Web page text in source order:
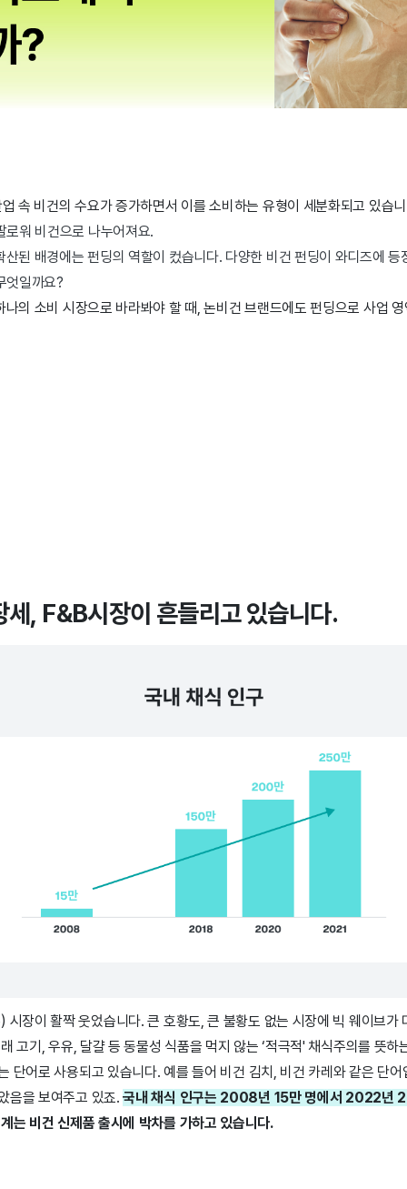
속 비건의 수요가 증가하면서 이를 소비하는 유형이 세분화되고 있습
로워 비건으로 나누어져요.
산된 배경에는 펀딩의 역할이 컸습니다. 다양한 비건 펀딩이 와디즈에 등
엇일까요?
의 소비 시장으로 바라봐야 할 때, 논비건 브랜드에도 펀딩으로 사업
세, F&B시장이 흔들리고 있습니다.
장이 활짝 웃었습니다. 큰 호황도, 큰 불황도 없는 시장에 빅 웨이브가
고기, 우유, 달걀 등 동물성 식품을 먹지 않는 ‘적극적' 채식주의를 뜻하
단어로 사용되고 있습니다. 예를 들어 비건 김치, 비건 카레와 같은 단
음을 보여주고 있죠.국내 채식 인구는 2008년 15만 명에서 2022년
는 비건 신제품 출시에 박차를 가하고 있습니다.